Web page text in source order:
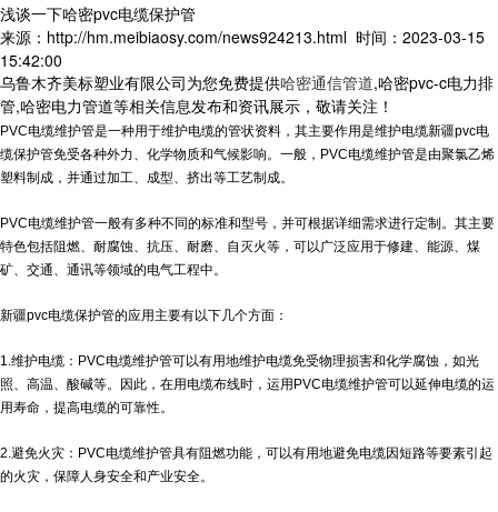
浅谈一下哈密pvc电缆保护管
来源：http://hm.meibiaosy.com/news924213.html 时间：2023-03-15
15:42:00
乌鲁木齐美标塑业有限公司为您免费提供哈密通信管道,哈密pvc-c电力排
管,哈密电力管道等相关信息发布和资讯展示，敬请关注！
PVC电缆维护管是一种用于维护电缆的管状资料，其主要作用是维护电缆新疆pvc电
缆保护管免受各种外力、化学物质和气候影响。一般，PVC电缆维护管是由聚氯乙烯
塑料制成，并通过加工、成型、挤出等工艺制成。
PVC电缆维护管一般有多种不同的标准和型号，并可根据详细需求进行定制。其主要
特色包括阻燃、耐腐蚀、抗压、耐磨、自灭火等，可以广泛应用于修建、能源、煤
矿、交通、通讯等领域的电气工程中。
新疆pvc电缆保护管的应用主要有以下几个方面：
1.维护电缆：PVC电缆维护管可以有用地维护电缆免受物理损害和化学腐蚀，如光
照、高温、酸碱等。因此，在用电缆布线时，运用PVC电缆维护管可以延伸电缆的运
用寿命，提高电缆的可靠性。
2.避免火灾：PVC电缆维护管具有阻燃功能，可以有用地避免电缆因短路等要素引起
的火灾，保障人身安全和产业安全。